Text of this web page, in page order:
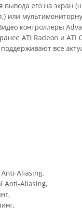
вывода его на экран
или
контроллеры
ATI Radeon и ATI
поддерживают все
Aliasing,
Anti-Aliasing,